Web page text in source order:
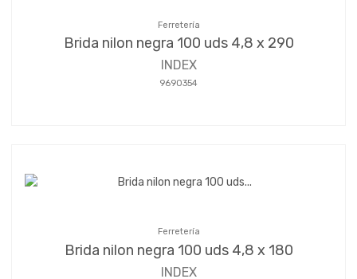
Ferretería
Brida nilon negra 100 uds 4,8 x 290
INDEX
9690354
Ferretería
Brida nilon negra 100 uds 4,8 x 180
INDEX